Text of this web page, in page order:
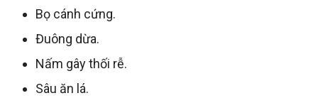
Bọ cánh cứng.
Đuông dừa.
Nấm gây thối rễ.
Sâu ăn lá.